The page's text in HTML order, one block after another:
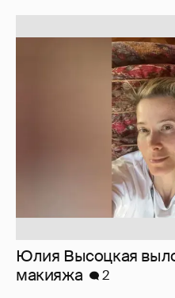
Юлия Высоцкая
макияжа
2